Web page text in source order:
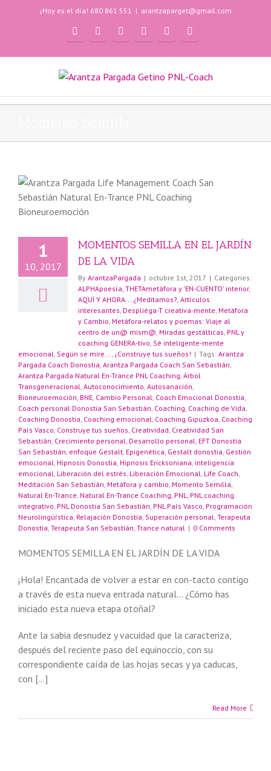
¡Hoy es el día! 680 861 551 | arantzaparget@gmail.com
1
10, 2017
MOMENTOS SEMILLA EN EL JARDÍN
DE LA VIDA
By ArantzaPargada | octubre 1st, 2017 | Categories:
ALPHApoesía, THETAmetáfora y 'EN-CUENTO' interior,
AQUÍ Y AHORA... ¿Meditamos?, Artículos
interesantes, Despliéga-T creativa-mente, Metáfora
y Cambio, Metáfora-relatos y poemas: Viaje al
centro de un@ mism@, Miradas gestálticas, PNL y
coaching GENERA-tivo, Sé inteligente-mente
emocional, Según se mire..., ¡Construye tus sueños! | Tags: Arantza
Pargada Coach Donostia, Arantza Pargada Coach San Sebastián,
Arantza Pargada Natural En-Trance PNL Coaching, Árbol
Transgeneracional, Autoconocimiento, Autosanación,
Bioneuroemoción, BNE, Cambio Personal, Coach Emocional Donostia,
Coach personal Donostia San Sebastián, Coaching, Coaching de Vida,
Coaching Donostia, Coaching emocional, Coaching Gipuzkoa, Coaching
País Vasco, Construye tus sueños, Creatividad, Creatividad San
Sebastián, Crecimiento personal, Desarrollo personal, EFT Donostia
San Sebastián, enfoque Gestalt, Epigenética, Gestalt donostia, Gestión
emocional, Hipnosis Donostia, Hipnosis Ericksoniana, inteligencia
emocional, Liberación del estrés, Liberación Emocional, Life Coach,
Meditación San Sebastián, Metáfora y cambio, Momento Semilla,
Natural En-Trance, Natural En-Trance Coaching, PNL, PNL coaching
integrativo, PNL Donostia San Sebastián, PNL País Vasco, Programación
Neurolingüística, Relajación Donostia, Superación personal, Terapeuta
Donostia, Terapeuta San Sebastián, Trance natural | 0 Comments
MOMENTOS SEMILLA EN EL JARDÍN DE LA VIDA
¡Hola! Encantada de volver a estar en con-tacto contigo
a través de esta nueva entrada natural… ¿Cómo has
iniciado esta nueva etapa otoñal?
Ante la sabia desnudez y vacuidad que la caracteriza,
después del reciente paso del equinoccio, con su
correspondiente caída de las hojas secas y ya caducas,
con […]
Read More